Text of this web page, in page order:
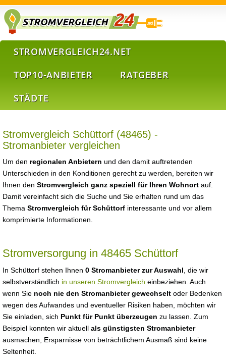
STROMVERGLEICH24.NET
TOP10-ANBIETER
RATGEBER
STÄDTE
Stromvergleich Schüttorf (48465) -
Stromanbieter vergleichen
Um den regionalen Anbietern und den damit auftretenden
Unterschieden in den Konditionen gerecht zu werden, bereiten wir
Ihnen den Stromvergleich ganz speziell für Ihren Wohnort auf.
Damit vereinfacht sich die Suche und Sie erhalten rund um das
Thema Stromvergleich für Schüttorf interessante und vor allem
komprimierte Informationen.
Stromversorgung in 48465 Schüttorf
In Schüttorf stehen Ihnen 0 Stromanbieter zur Auswahl , die wir
selbstverständlich in unseren Stromvergleich einbeziehen. Auch
wenn Sie noch nie den Stromanbieter gewechselt oder Bedenken
wegen des Aufwandes und eventueller Risiken haben, möchten wir
Sie einladen, sich Punkt für Punkt überzeugen zu lassen. Zum
Beispiel konnten wir aktuell als günstigsten Stromanbieter
ausmachen, Ersparnisse von beträchtlichem Ausmaß sind keine
Seltenheit.